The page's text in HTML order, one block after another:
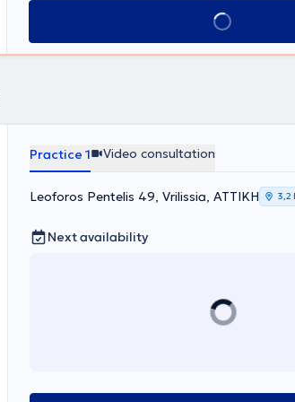
Book appointment
Practice 1 Video consultation
Leoforos Pentelis 49, Vrilissia, ΑΤΤΙΚΗ 3,2
Next availability